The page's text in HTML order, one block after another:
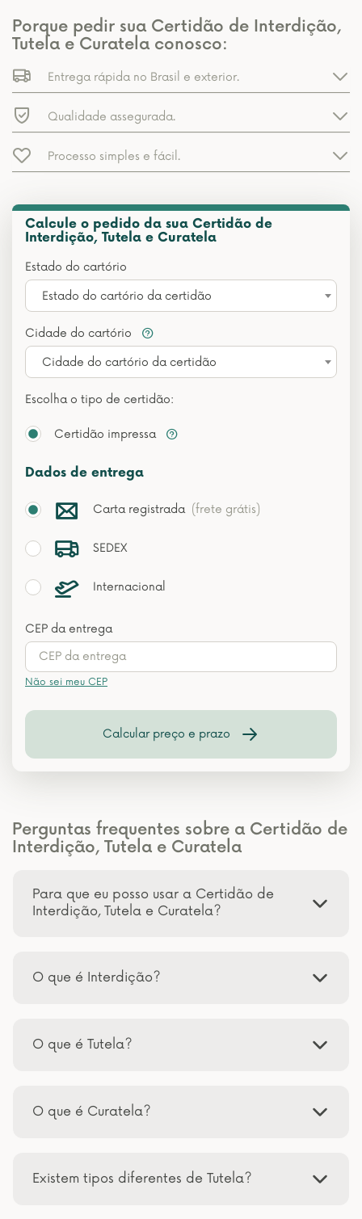
Porque pedir sua Certidão de Interdição,
Tutela e Curatela conosco:
Entrega rápida no Brasil e exterior.
Qualidade assegurada.
Processo simples e fácil.
Calcule o pedido da sua Certidão de
Interdição, Tutela e Curatela
Estado do cartório
Estado do cartório da certidão
Cidade do cartório
Cidade do cartório da certidão
Escolha o tipo de certidão:
Certidão impressa
Dados de entrega
Carta registrada (frete grátis)
SEDEX
Internacional
CEP da entrega
Não sei meu CEP
Calcular preço e prazo
Perguntas frequentes sobre a Certidão de
Interdição, Tutela e Curatela
Para que eu posso usar a Certidão de
Interdição, Tutela e Curatela?
O que é Interdição?
O que é Tutela?
O que é Curatela?
Existem tipos diferentes de Tutela?